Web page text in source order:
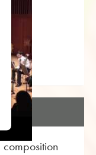
composition